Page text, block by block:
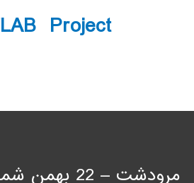
Project
مرودشت – 22 بهمن شمالی